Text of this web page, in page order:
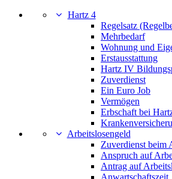
Hartz 4
Regelsatz
Mehrbedarf
Wohnung und
Erstausstattung
Hartz IV
Zuverdienst
Ein Euro Job
Vermögen
Erbschaft bei
Arbeitslosengeld
Zuverdienst beim
Anspruch auf
Antrag auf
Anwartschaftszeit